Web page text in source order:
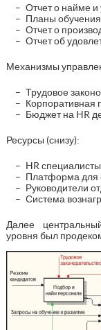
Отчет о найме и
Планы обучения
Отчет о
Отчет об
Механизмы
Трудовое
Корпоративная
Бюджет на HR
Ресурсы (снизу):
HR
Платформа для
Руководители
Система
Далее
уровня был